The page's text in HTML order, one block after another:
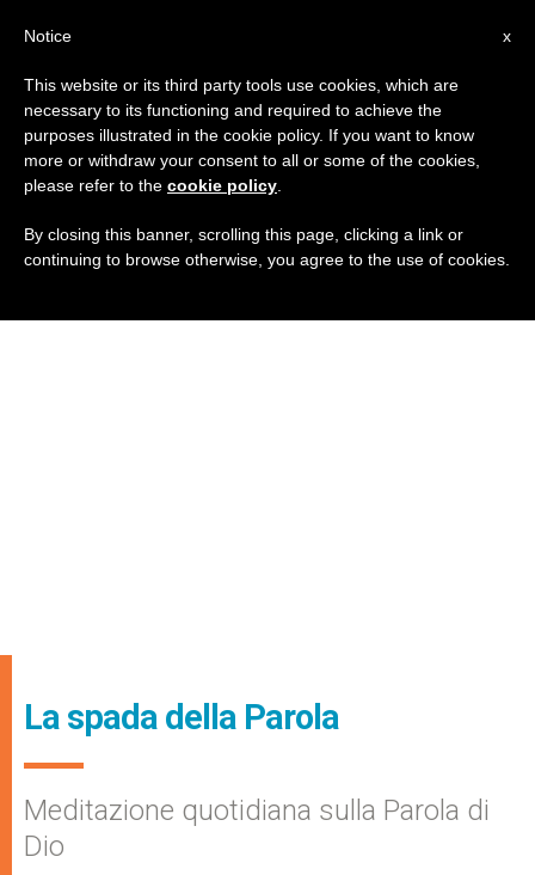
La spada della Parola
Meditazione quotidiana sulla Parola di
Dio
x
Notice
This website or its third party tools use cookies, which are
necessary to its functioning and required to achieve the
purposes illustrated in the cookie policy. If you want to know
more or withdraw your consent to all or some of the cookies,
please refer to the cookie policy
By closing this banner, scrolling this page, clicking a link or
continuing to browse otherwise, you agree to the use of cookies.